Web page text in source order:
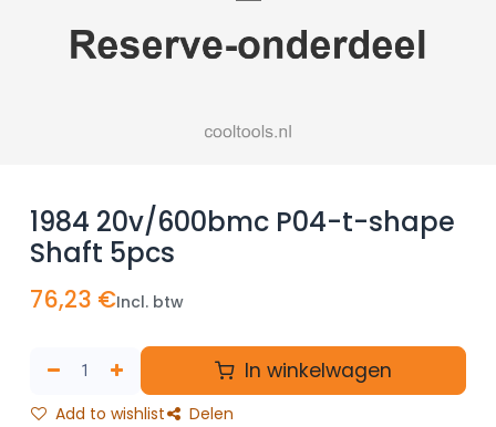
1984 20v/600bmc P04-t-shape
Shaft 5pcs
76,23 €Incl. btw
In winkelwagen
Add to wishlist Delen